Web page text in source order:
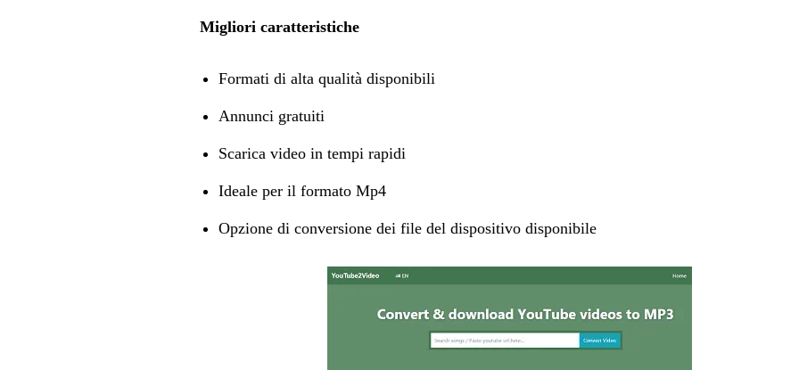
Migliori caratteristiche
Formati di alta qualità disponibili
Annunci gratuiti
Scarica video in tempi rapidi
Ideale per il formato Mp4
Opzione di conversione dei file del dispositivo disponibile